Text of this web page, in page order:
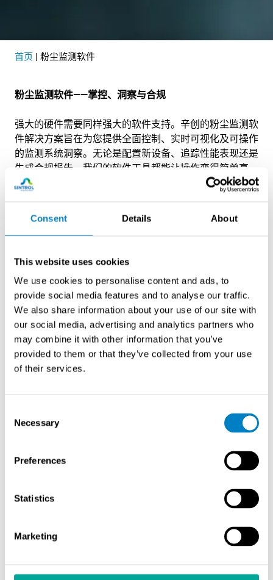
Consent Details About
This website uses cookies
We use cookies to personalise content and ads, to
provide social media features and to analyse our traffic.
We also share information about your use of our site with
our social media, advertising and analytics partners who
may combine it with other information that you’ve
provided to them or that they’ve collected from your use
of their services.
Selection
Necessary
Preferences
Statistics
Marketing
首页 粉尘监测软件
粉尘监测软件——掌控、洞察与合规
强大的硬件需要同样强大的软件支持。辛创的粉尘监测软
件解决方案旨在为您提供全面控制、实时可视化及可操作
的监测系统洞察。无论是配置新设备、追踪性能表现还是
生成合规报告，我们的软件工具都能让操作变得简单高
效。
为何粉尘监测软件至关重要
这些数据将难以解读并付诸行动。辛创的软件解决方案助
轻松配置并精细调整粉尘仪
直观呈现全厂实时颗粒物浓度
分析历史趋势以预测维护需求
轻松生成符合合规要求的报告
从配置到合规
设置、监测性能并确保测量精度。集中式仪表板允许您一
次查看多个设备，而内置的报告功能可帮助您满足环境和
我们的软件秉承与硬件相同的精益求精理念——坚固耐
可定制仪表盘，满足多样化监控需求